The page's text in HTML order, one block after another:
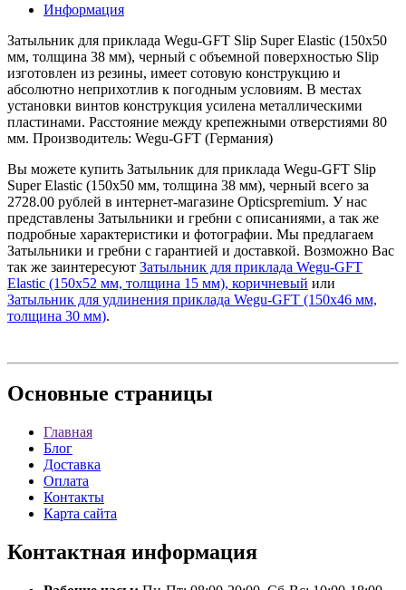
Информация
Затыльник для приклада Wegu-GFT Slip Super Elastic (150х50
мм, толщина 38 мм), черный c объемной поверхностью Slip
изготовлен из резины, имеет сотовую конструкцию и
абсолютно неприхотлив к погодным условиям. В местах
установки винтов конструкция усилена металлическими
пластинами. Расстояние между крепежными отверстиями 80
мм. Производитель: Wegu-GFT (Германия)
Вы можете купить Затыльник для приклада Wegu-GFT Slip
Super Elastic (150х50 мм, толщина 38 мм), черный всего за
2728.00 рублей в интернет-магазине Opticspremium. У нас
представлены Затыльники и гребни с описаниями, а так же
подробные характеристики и фотографии. Мы предлагаем
Затыльники и гребни с гарантией и доставкой. Возможно Вас
так же заинтересуют Затыльник для приклада Wegu-GFT
Elastic (150х52 мм, толщина 15 мм), коричневый или
Затыльник для удлинения приклада Wegu-GFT (150х46 мм,
толщина 30 мм).
Основные страницы
Главная
Блог
Доставка
Оплата
Контакты
Карта сайта
Контактная информация